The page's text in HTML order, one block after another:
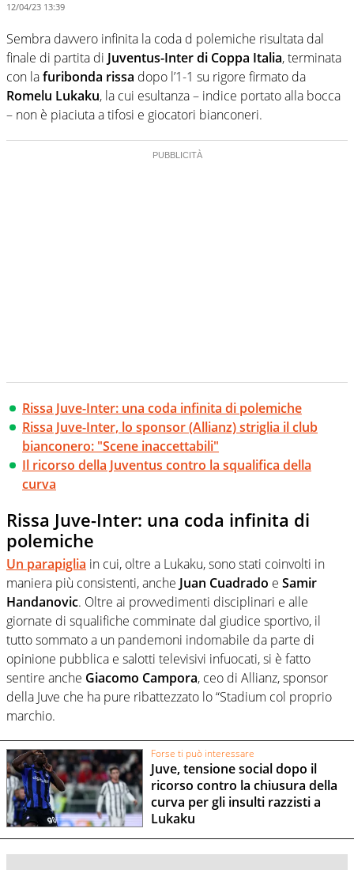
12/04/23 13:39
Sembra davvero infinita la coda d polemiche risultata dal
finale di partita di Juventus-Inter di Coppa Italia, terminata
con lafuribonda rissa dopo l’1-1 su rigore firmato da
Romelu Lukaku, la cui esultanza – indice portato alla bocca
– non è piaciuta a tifosi e giocatori bianconeri.
Rissa Juve-Inter: una coda infinita di polemiche
Rissa Juve-Inter, lo sponsor (Allianz) striglia il club
bianconero: "Scene inaccettabili"
Il ricorso della Juventus contro la squalifica della
curva
Rissa Juve-Inter: una coda infinita di
polemiche
Un parapiglia in cui, oltre a Lukaku, sono stati coinvolti in
maniera più consistenti, anche Juan Cuadrado e Samir
Handanovic. Oltre ai provvedimenti disciplinari e alle
giornate di squalifiche comminate dal giudice sportivo, il
tutto sommato a un pandemoni indomabile da parte di
opinione pubblica e salotti televisivi infuocati, si è fatto
sentire anche Giacomo Campora, ceo di Allianz, sponsor
della Juve che ha pure ribattezzato lo “Stadium col proprio
marchio.
Forse ti può interessare
Juve, tensione social dopo il
ricorso contro la chiusura della
curva per gli insulti razzisti a
Lukaku